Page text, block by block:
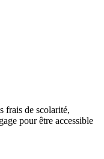
frais de scolarité,
pour être accessible